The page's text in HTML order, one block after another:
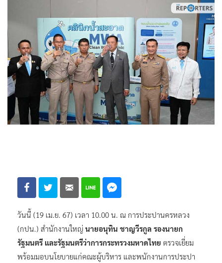
วันนี้ (19 เม.ย. 67) เวลา 10.00 น. ณ การประปานครหลวง
(กปน.) สำนักงานใหญ่ นายอนุทิน ชาญวีรกูล รองนายก
รัฐมนตรี และรัฐมนตรีว่าการกระทรวงมหาดไทย ตรวจเยี่ยม
พร้อมมอบนโยบายแก่คณะผู้บริหาร และพนักงานการประปา